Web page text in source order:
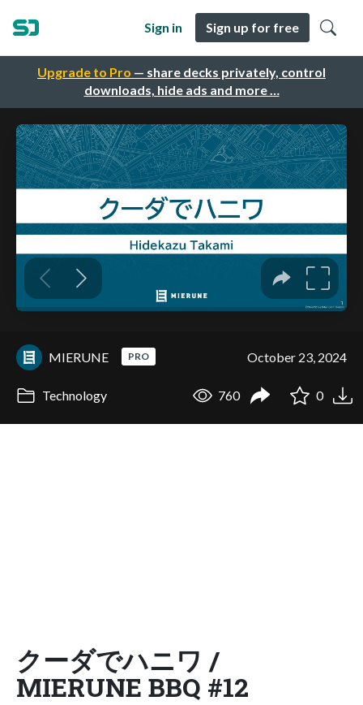
Upgrade to Pro — share decks privately, control
downloads, hide ads and more …
Sign in Sign up for free
MIERUNE PRO October 23, 2024
Technology 760 0
クーダでハニワ /
MIERUNE BBQ #12